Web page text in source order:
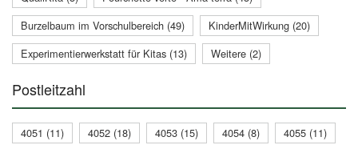
Burzelbaum im Vorschulbereich (49)
KinderMitWirkung (20)
Experimentierwerkstatt für Kitas (13)
Weitere (2)
Postleitzahl
4051 (11) 4052 (18) 4053 (15) 4054 (8)
4055 (11)